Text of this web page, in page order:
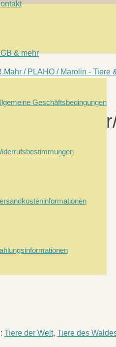
& mehr
Geschäftsbedingungen
/ PLAHO / Marolin - Tiere
–
Tiere der Welt, Tiere des